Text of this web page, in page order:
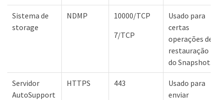
Sistema de
storage
NDMP
10000/TCP
7/TCP
Usado para
certas
operações de
restauração
do Snapshot.
Servidor
AutoSupport
HTTPS 443
Usado para
enviar